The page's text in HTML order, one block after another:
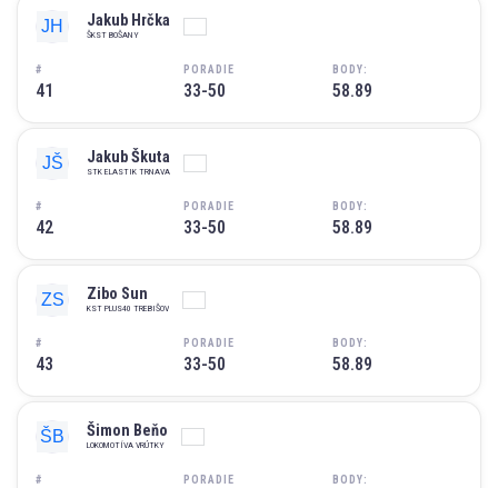
#
41
Jakub Hrčka
ŠKST BOŠANY
PORADIE
33-50
BODY:
58.89
#
42
Jakub Škuta
STK ELASTIK TRNAVA
PORADIE
33-50
BODY:
58.89
#
43
Zibo Sun
KST PLUS40 TREBIŠOV
PORADIE
33-50
BODY:
58.89
#
Šimon Beňo
LOKOMOTÍVA VRÚTKY
PORADIE BODY: